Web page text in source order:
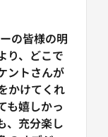
の皆様の明
り、どこで
ントさんが
かけてくれ
も嬉しかっ
、充分楽し